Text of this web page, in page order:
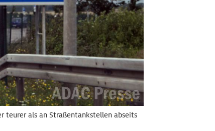
teurer als an Straßentankstellen abseits